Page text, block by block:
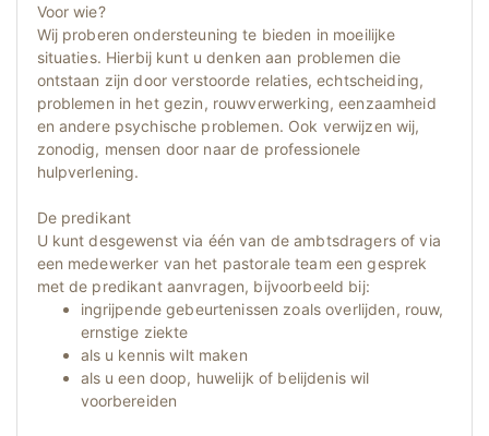
Voor wie?
Wij proberen ondersteuning te bieden in moeilijke
situaties. Hierbij kunt u denken aan problemen die
ontstaan zijn door verstoorde relaties, echtscheiding,
problemen in het gezin, rouwverwerking, eenzaamheid
en andere psychische problemen. Ook verwijzen wij,
zonodig, mensen door naar de professionele
hulpverlening.
De predikant
U kunt desgewenst via één van de ambtsdragers of via
een medewerker van het pastorale team een gesprek
met de predikant aanvragen, bijvoorbeeld bij:
ingrijpende gebeurtenissen zoals overlijden, rouw,
ernstige ziekte
als u kennis wilt maken
als u een doop, huwelijk of belijdenis wil
voorbereiden